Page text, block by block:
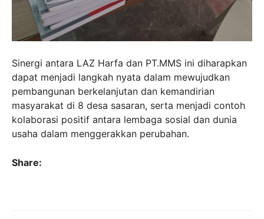
Sinergi antara LAZ Harfa dan PT.MMS ini diharapkan
dapat menjadi langkah nyata dalam mewujudkan
pembangunan berkelanjutan dan kemandirian
masyarakat di 8 desa sasaran, serta menjadi contoh
kolaborasi positif antara lembaga sosial dan dunia
usaha dalam menggerakkan perubahan.
Share: